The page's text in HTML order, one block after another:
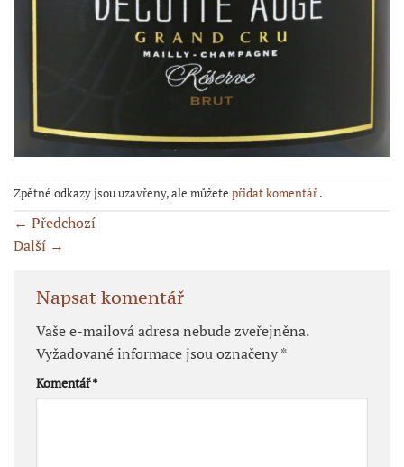
Zpětné odkazy jsou uzavřeny, ale můžete přidat komentář.
← Předchozí
Další →
Napsat komentář
Vaše e-mailová adresa nebude zveřejněna.
Vyžadované informace jsou označeny*
Komentář*